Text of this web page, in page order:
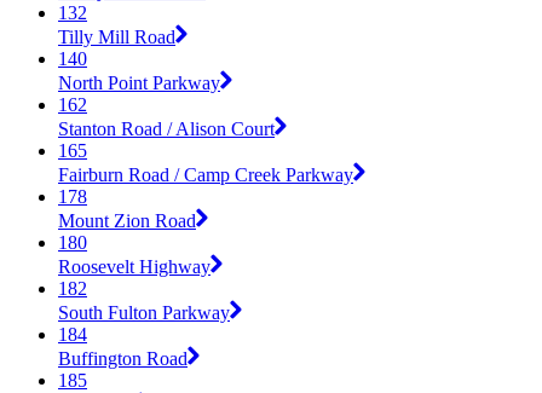
132
Tilly Mill Road
140
North Point Parkway
162
Stanton Road / Alison Court
165
Fairburn Road / Camp Creek Parkway
178
Mount Zion Road
180
Roosevelt Highway
182
South Fulton Parkway
184
Buffington Road
185